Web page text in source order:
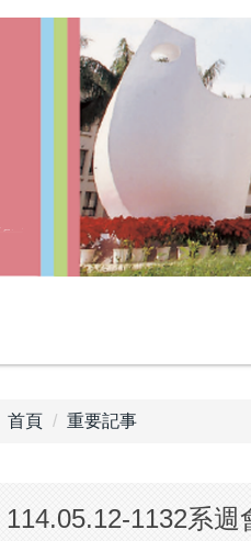
首頁 重要記事
114.05.12-1132系